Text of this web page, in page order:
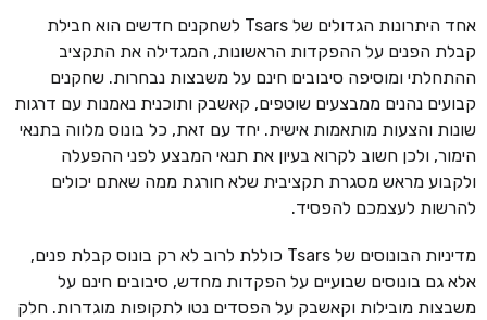
אחד היתרונות הגדולים של Tsars לשחקנים חדשים הוא חבילת
קבלת הפנים על ההפקדות הראשונות, המגדילה את התקציב
ההתחלתי ומוסיפה סיבובים חינם על משבצות נבחרות. שחקנים
קבועים נהנים ממבצעים שוטפים, קאשבק ותוכנית נאמנות עם דרגות
שונות והצעות מותאמות אישית. יחד עם זאת, כל בונוס מלווה בתנאי
הימור, ולכן חשוב לקרוא בעיון את תנאי המבצע לפני ההפעלה
ולקבוע מראש מסגרת תקציבית שלא חורגת ממה שאתם יכולים
להרשות לעצמכם להפסיד.
מדיניות הבונוסים של Tsars כוללת לרוב לא רק בונוס קבלת פנים,
אלא גם בונוסים שבועיים על הפקדות מחדש, סיבובים חינם על
משבצות מובילות וקאשבק על הפסדים נטו לתקופות מוגדרות. חלק